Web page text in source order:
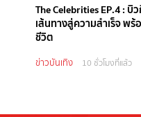
The Celebrities EP.4 :
เส้นทางสู่ความสำเร็จ พร้
ชีวิต
ข่าวบันเทิง 10 ชั่วโมงที่แล้ว